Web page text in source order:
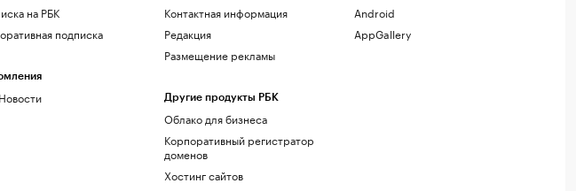
на РБК
подписка
Контактная информация
Редакция
Размещение рекламы
Другие продукты РБК
Облако для бизнеса
Корпоративный регистратор
доменов
Хостинг сайтов
Android
AppGallery